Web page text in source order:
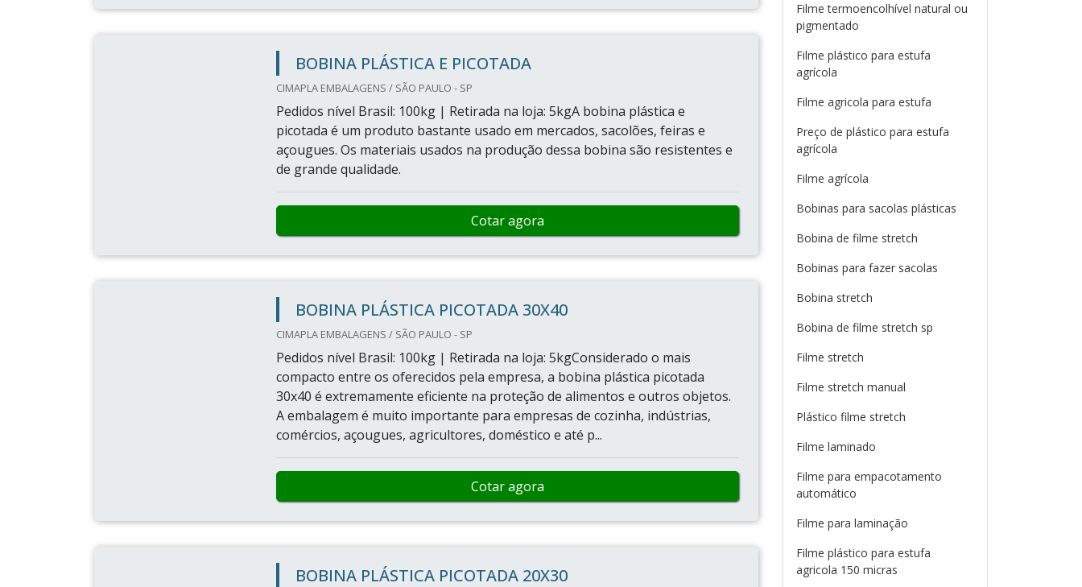
BOBINA PLÁSTICA E PICOTADA
CIMAPLA EMBALAGENS / SÃO PAULO - SP
Pedidos nível Brasil: 100kg | Retirada na loja: 5kgA bobina plástica e
picotada é um produto bastante usado em mercados, sacolões, feiras e
açougues. Os materiais usados na produção dessa bobina são resistentes e
de grande qualidade.
Cotar agora
BOBINA PLÁSTICA PICOTADA 30X40
CIMAPLA EMBALAGENS / SÃO PAULO - SP
Pedidos nível Brasil: 100kg | Retirada na loja: 5kgConsiderado o mais
compacto entre os oferecidos pela empresa, a bobina plástica picotada
30x40 é extremamente eficiente na proteção de alimentos e outros objetos.
A embalagem é muito importante para empresas de cozinha, indústrias,
comércios, açougues, agricultores, doméstico e até p...
Cotar agora
BOBINA PLÁSTICA PICOTADA 20X30
Filme termoencolhível natural ou
pigmentado
Filme plástico para estufa
agrícola
Filme agricola para estufa
Preço de plástico para estufa
agrícola
Filme agrícola
Bobinas para sacolas plásticas
Bobina de filme stretch
Bobinas para fazer sacolas
Bobina stretch
Bobina de filme stretch sp
Filme stretch
Filme stretch manual
Plástico filme stretch
Filme laminado
Filme para empacotamento
automático
Filme para laminação
Filme plástico para estufa
agricola 150 micras